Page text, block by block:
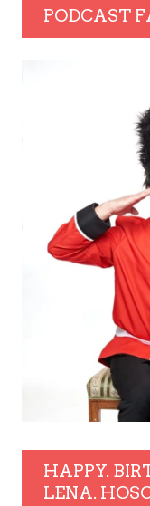
PODCAST
HAPPY.
LENA.